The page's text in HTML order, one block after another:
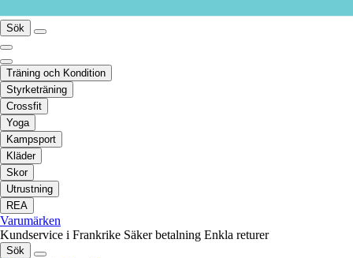
Sök
Träning och Kondition
Styrketräning
Crossfit
Yoga
Kampsport
Kläder
Skor
Utrustning
REA
Varumärken
Kundservice i Frankrike Säker betalning Enkla returer
Sök